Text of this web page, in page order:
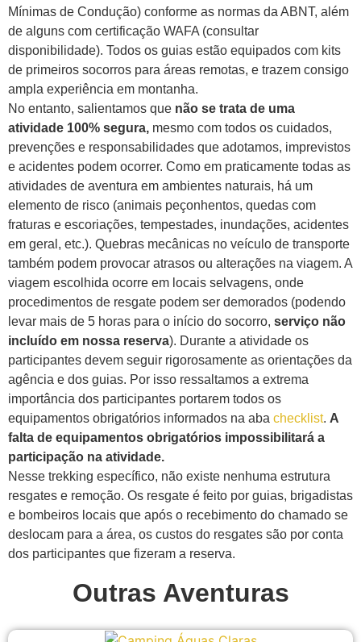
Mínimas de Condução) conforme as normas da ABNT, além
de alguns com certificação WAFA (consultar
disponibilidade). Todos os guias estão equipados com kits
de primeiros socorros para áreas remotas, e trazem consigo
ampla experiência em montanha.
No entanto, salientamos que não se trata de uma
atividade 100% segura, mesmo com todos os cuidados,
prevenções e responsabilidades que adotamos, imprevistos
e acidentes podem ocorrer. Como em praticamente todas as
atividades de aventura em ambientes naturais, há um
elemento de risco (animais peçonhentos, quedas com
fraturas e escoriações, tempestades, inundações, acidentes
em geral, etc.). Quebras mecânicas no veículo de transporte
também podem provocar atrasos ou alterações na viagem. A
viagem escolhida ocorre em locais selvagens, onde
procedimentos de resgate podem ser demorados (podendo
levar mais de 5 horas para o início do socorro, serviço não
incluído em nossa reserva). Durante a atividade os
participantes devem seguir rigorosamente as orientações da
agência e dos guias. Por isso ressaltamos a extrema
importância dos participantes portarem todos os
equipamentos obrigatórios informados na aba checklist. A
falta de equipamentos obrigatórios impossibilitará a
participação na atividade.
Nesse trekking específico, não existe nenhuma estrutura
resgates e remoção. Os resgate é feito por guias, brigadistas
e bombeiros locais que após o recebimento do chamado se
deslocam para a área, os custos do resgates são por conta
dos participantes que fizeram a reserva.
Outras Aventuras